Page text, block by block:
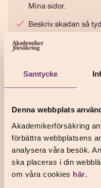
Samtycke
Denna webbplats
Akademikerförsäkring
förbättra webbplatsens
analysera våra besök.
ska placeras i din
om våra cookies här
Mina sidor.
Beskriv skadan så
exempel
om ditt ärende.
Därefter ger vi tips
andra, såsom
om du kommer att
dig vidare på vägen,
härnäst.